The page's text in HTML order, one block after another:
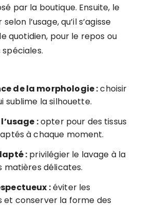
par la boutique. Ensuite, le
l’usage, qu’il s’agisse
quotidien, pour le repos ou
de la morphologie :choisir
sublime la silhouette.
:opter pour des tissus
à chaque moment.
: privilégier le lavage à la
matières délicates.
:éviter les
et conserver la forme des